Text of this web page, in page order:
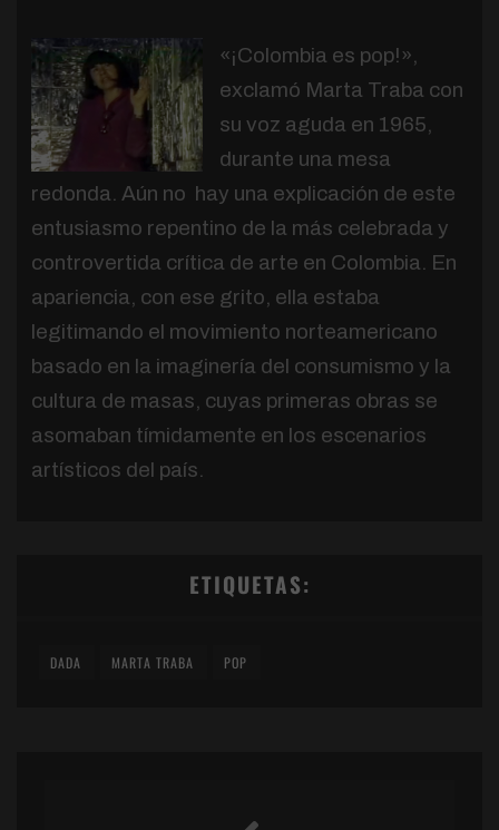
«¡Colombia es pop!»,
exclamó Marta Traba con
su voz aguda en 1965,
durante una mesa
redonda. Aún no hay una explicación de este
entusiasmo repentino de la más celebrada y
controvertida crítica de arte en Colombia. En
apariencia, con ese grito, ella estaba
legitimando el movimiento norteamericano
basado en la imaginería del consumismo y la
cultura de masas, cuyas primeras obras se
asomaban tímidamente en los escenarios
artísticos del país.
ETIQUETAS:
DADA MARTA TRABA POP